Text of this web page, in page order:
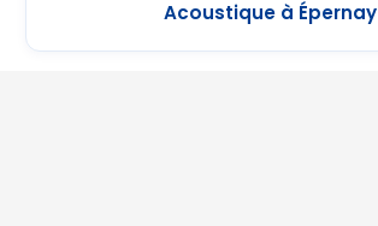
Acoustique à Épernay